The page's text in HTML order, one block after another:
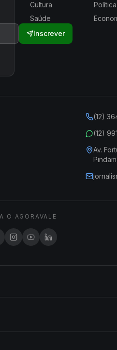
Inscrever
Cultura
Política
Saúde
(12)
(12)
Av.
O AGORAVALE